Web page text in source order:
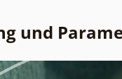
und